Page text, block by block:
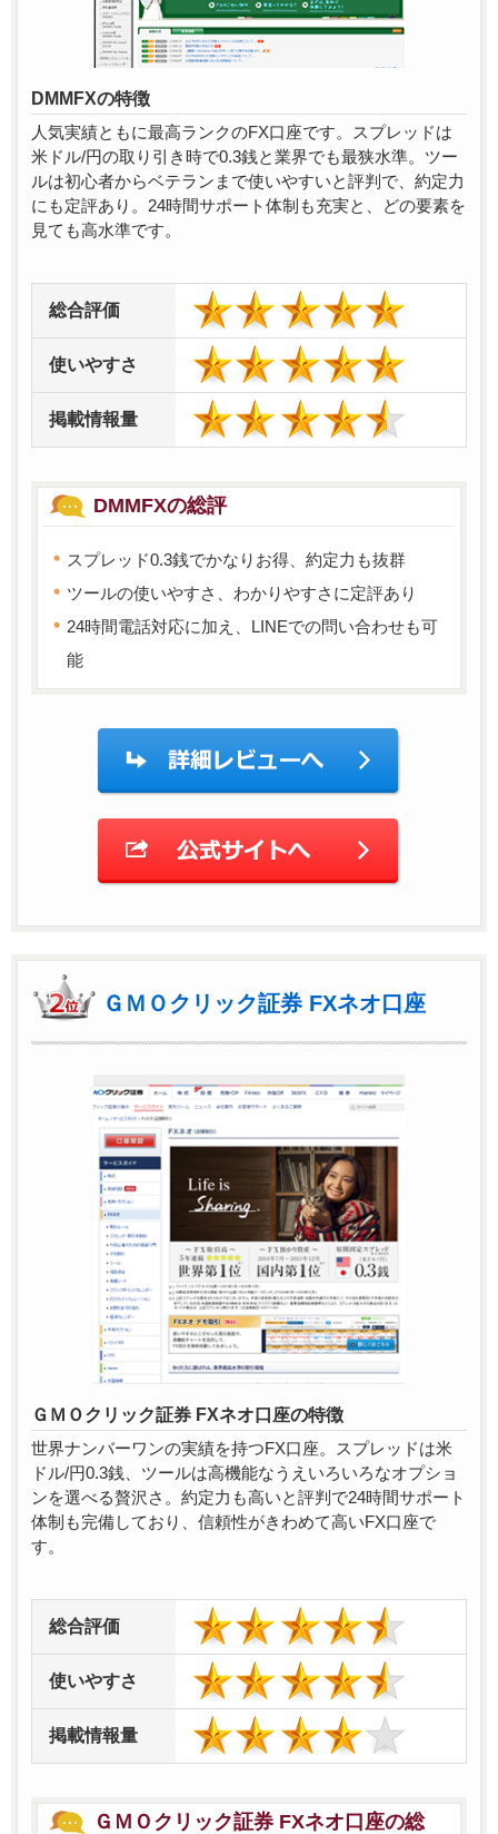
DMMFXの特徴
人気実績ともに最高ランクのFX口座です。スプレッドは
米ドル/円の取り引き時で0.3銭と業界でも最狭水準。ツー
ルは初心者からベテランまで使いやすいと評判で、約定力
にも定評あり。24時間サポート体制も充実と、どの要素を
見ても高水準です。
総合評価
使いやすさ
掲載情報量
DMMFXの総評
スプレッド0.3銭でかなりお得、約定力も抜群
ツールの使いやすさ、わかりやすさに定評あり
24時間電話対応に加え、LINEでの問い合わせも可
能
ＧＭＯクリック証券 FXネオ口座
ＧＭＯクリック証券 FXネオ口座の特徴
世界ナンバーワンの実績を持つFX口座。スプレッドは米
ドル/円0.3銭、ツールは高機能なうえいろいろなオプショ
ンを選べる贅沢さ。約定力も高いと評判で24時間サポート
体制も完備しており、信頼性がきわめて高いFX口座で
す。
総合評価
使いやすさ
掲載情報量
ＧＭＯクリック証券 FXネオ口座の総